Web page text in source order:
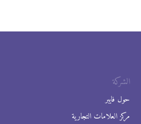
الشركة
حول فايبر
مركز العلامات التجارية